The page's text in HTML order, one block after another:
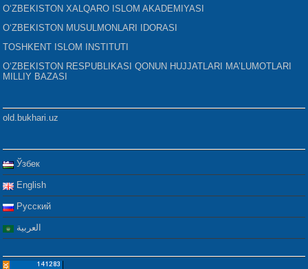
O‘ZBEKISTON XALQARO ISLOM AKADEMIYASI
O‘ZBEKISTON MUSULMONLARI IDORASI
TOSHKENT ISLOM INSTITUTI
O‘ZBEKISTON RESPUBLIKASI QONUN HUJJATLARI MA’LUMOTLARI
MILLIY BAZASI
old.bukhari.uz
Ўзбек
English
Русский
العربية